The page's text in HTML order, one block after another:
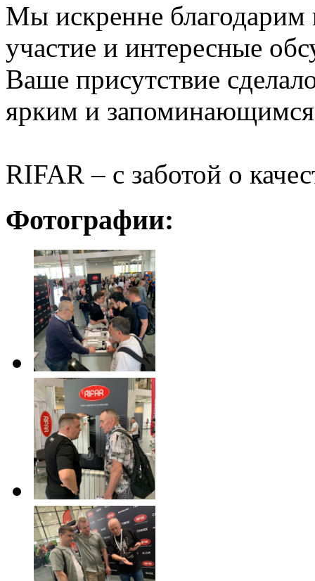
Мы искренне благодарим
участие и интересные
Ваше присутствие
ярким и
RIFAR – с заботой о
Фотографии: